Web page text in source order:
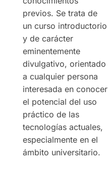
previos. Se trata de
un curso introductorio
y de carácter
eminentemente
divulgativo, orientado
a cualquier persona
interesada en conocer
el potencial del uso
práctico de las
tecnologías actuales,
especialmente en el
ámbito universitario.